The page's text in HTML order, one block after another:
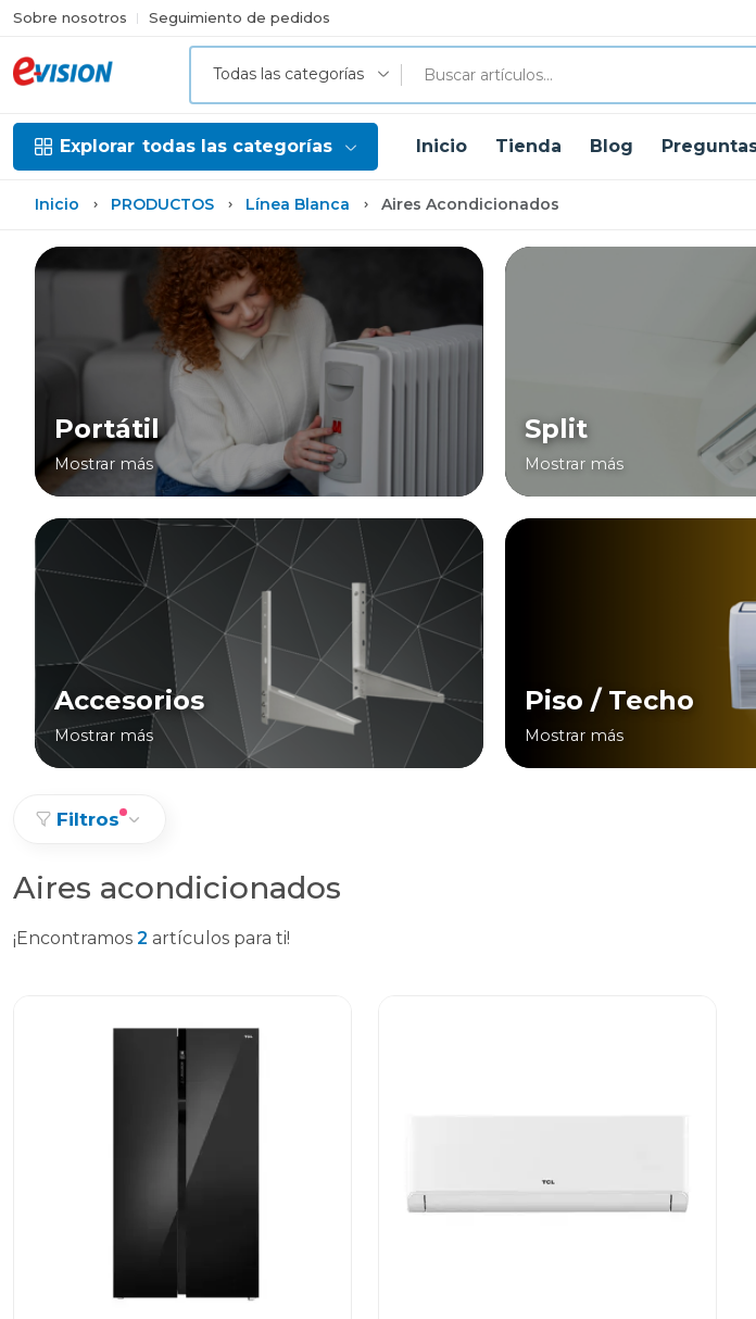
Sobre nosotros Seguimiento de pedidos
Todas las categorías
Explorar todas las categorías Inicio Tienda Blog
Inicio PRODUCTOS Línea Blanca Aires Acondicionados
Portátil
Mostrar más
Split
Mostrar más
Accesorios
Mostrar más
Piso / Techo
Mostrar más
Filtros
Aires acondicionados
¡Encontramos 2 artículos para ti!